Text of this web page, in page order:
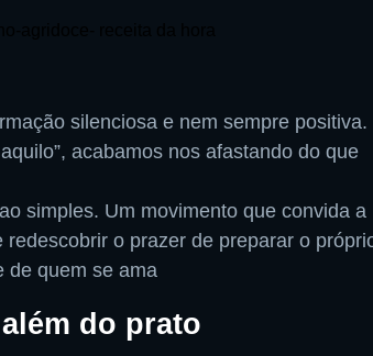
silenciosa e nem sempre positiva.
acabamos nos afastando do que
simples. Um movimento que convida a
o prazer de preparar o
de quem se ama
do prato